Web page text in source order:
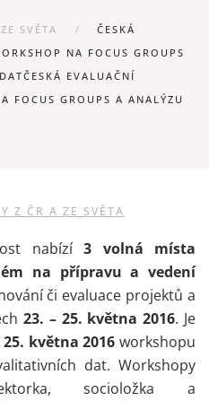
SVĚTA
ČESKÁ
NA FOCUS GROUPS
EVALUAČNÍ
FOCUS GROUPS A ANALÝZU
Z ČR A ZE SVĚTA
nabízí 3 volná místa
na přípravu a vedení
či evaluace projektů a
23. – 25. května 2016. Je
25. května 2016 workshopu
dat. Workshopy
socioložka a